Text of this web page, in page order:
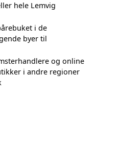
hele Lemvig
i de
byer til
og online
i andre regioner